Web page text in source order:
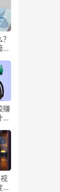
业
赚
么